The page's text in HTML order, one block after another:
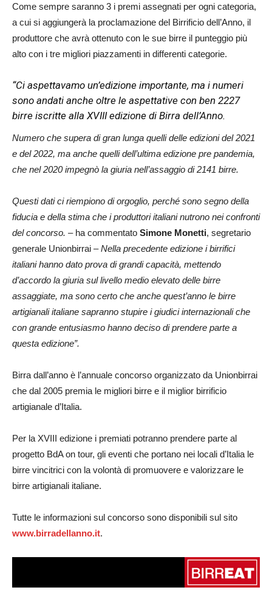
Come sempre saranno 3 i premi assegnati per ogni categoria,
a cui si aggiungerà la proclamazione del Birrificio dell’Anno, il
produttore che avrà ottenuto con le sue birre il punteggio più
alto con i tre migliori piazzamenti in differenti categorie.
“Ci aspettavamo un’edizione importante, ma i numeri
sono andati anche oltre le aspettative con ben 2227
birre iscritte alla XVIII edizione di Birra dell’Anno.
Numero che supera di gran lunga quelli delle edizioni del 2021
e del 2022, ma anche quelli dell’ultima edizione pre pandemia,
che nel 2020 impegnò la giuria nell’assaggio di 2141 birre.
Questi dati ci riempiono di orgoglio, perché sono segno della
fiducia e della stima che i produttori italiani nutrono nei confronti
del concorso. – ha commentato Simone Monetti, segretario
generale Unionbirrai –Nella precedente edizione i birrifici
italiani hanno dato prova di grandi capacità, mettendo
d’accordo la giuria sul livello medio elevato delle birre
assaggiate, ma sono certo che anche quest’anno le birre
artigianali italiane sapranno stupire i giudici internazionali che
con grande entusiasmo hanno deciso di prendere parte a
questa edizione”.
Birra dall’anno è l’annuale concorso organizzato da Unionbirrai
che dal 2005 premia le migliori birre e il miglior birrificio
artigianale d’Italia.
Per la XVIII edizione i premiati potranno prendere parte al
progetto BdA on tour, gli eventi che portano nei locali d’Italia le
birre vincitrici con la volontà di promuovere e valorizzare le
birre artigianali italiane.
Tutte le informazioni sul concorso sono disponibili sul sito
www.birradellanno.it.